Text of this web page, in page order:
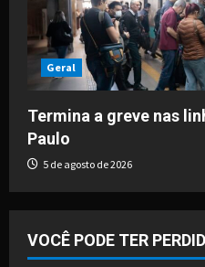
Geral
Termina a greve nas
Paulo
5 de agosto de 2026
VOCÊ PODE TER